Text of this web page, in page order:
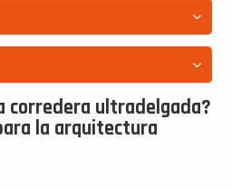
corredera ultradelgada?
la arquitectura